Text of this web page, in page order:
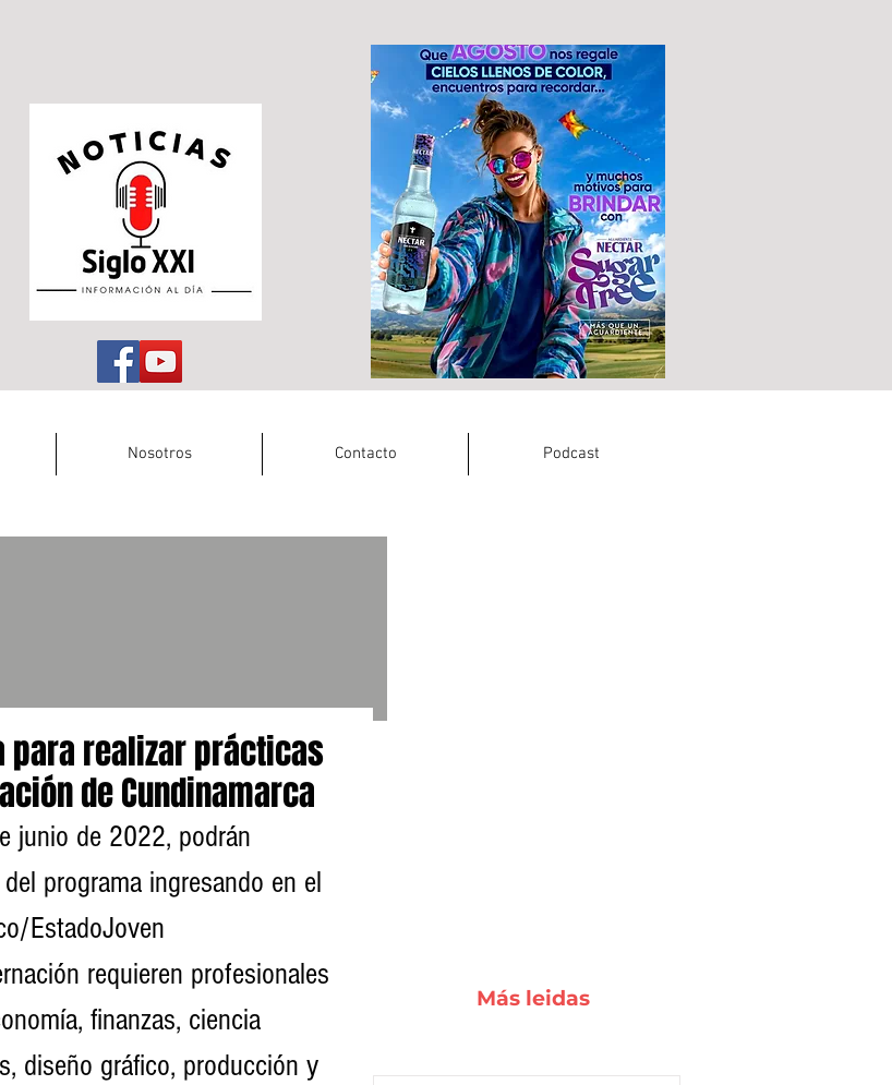
Nosotros Contacto Podcast
para realizar prácticas
de Cundinamarca
programa ingresando en el
EstadoJoven
finanzas, ciencia
diseño gráfico, producción y
Más leidas